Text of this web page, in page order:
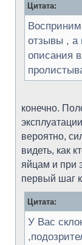
Цитата:
отзывы , а
описания
конечно.
вероятно,
видеть, как
яйцам и при
первый шаг
Цитата:
У Вас